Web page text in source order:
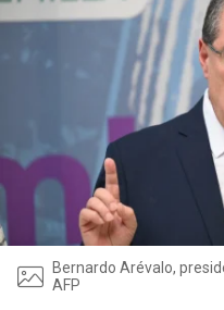
Bernardo Arévalo,
AFP